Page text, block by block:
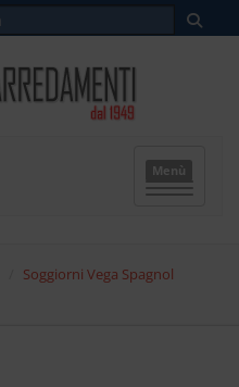
Menù
Soggiorni Vega Spagnol